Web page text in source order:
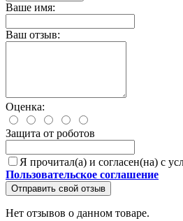
Ваше имя:
Ваш отзыв:
Оценка:
Защита от роботов
Я прочитал(а) и согласен(на) с
Пользовательское соглашение
Отправить свой отзыв
Нет отзывов о данном товаре.